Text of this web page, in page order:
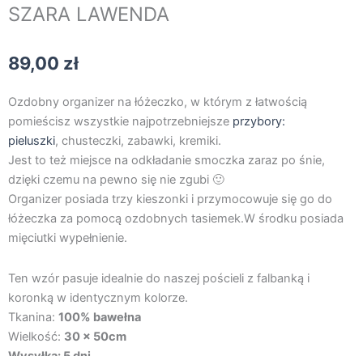
SZARA LAWENDA
89,00 zł
Ozdobny organizer na łóżeczko, w którym z łatwością
pomieścisz wszystkie najpotrzebniejsze przybory:
pieluszki, chusteczki, zabawki, kremiki.
Jest to też miejsce na odkładanie smoczka zaraz po śnie,
dzięki czemu na pewno się nie zgubi 🙂
Organizer posiada trzy kieszonki i przymocowuje się go do
łóżeczka za pomocą ozdobnych tasiemek.W środku posiada
mięciutki wypełnienie.
Ten wzór pasuje idealnie do naszej pościeli z falbanką i
koronką w identycznym kolorze.
Tkanina: 100% bawełna
Wielkość: 30 x 50cm